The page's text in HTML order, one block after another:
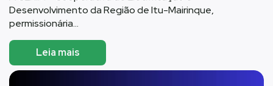
Desenvolvimento da Região de Itu-Mairinque,
permissionária…
Leia mais